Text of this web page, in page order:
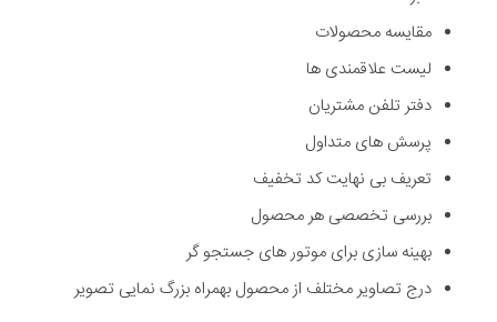
مقایسه محصولات
لیست علاقمندی ها
دفتر تلفن مشتریان
پرسش های متداول
تعریف بی نهایت کد تخفیف
بررسی تخصصی هر محصول
بهینه سازی برای موتور های جستجو گر
درج تصاویر مختلف از محصول بهمراه بزرگ نمایی تصویر